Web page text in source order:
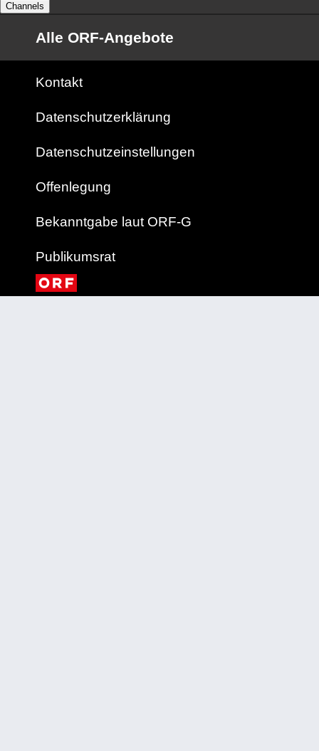
Channels
Alle ORF-Angebote
Kontakt
Datenschutzerklärung
Datenschutzeinstellungen
Offenlegung
Bekanntgabe laut ORF-G
Publikumsrat